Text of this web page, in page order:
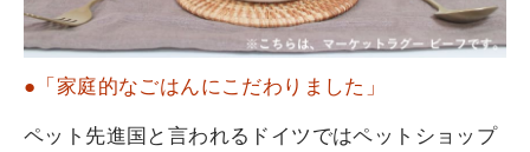
●「家庭的なごはんにこだわりました」
ペット先進国と言われるドイツではペットショップ